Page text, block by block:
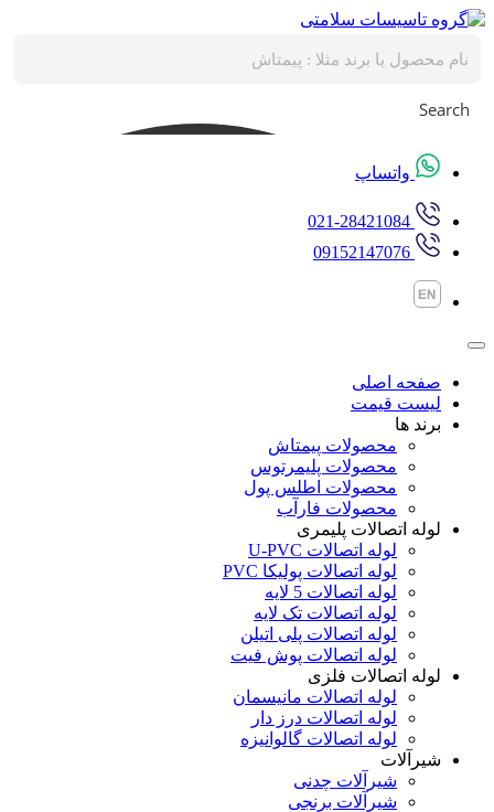
پرش
محتوا
Search
واتساپ
021-28421084
09152147076
صفحه اصلی
لیست قیمت
برند ها
محصولات پیمتاش
محصولات پلیمرتوس
محصولات اطلس پول
محصولات فارآب
لوله اتصالات پلیمری
لوله اتصالات U-PVC
لوله اتصالات پولیکا PVC
لوله اتصالات 5 لایه
لوله اتصالات تک لایه
لوله اتصالات پلی اتیلن
لوله اتصالات پوش فیت
لوله اتصالات فلزی
لوله اتصالات مانیسمان
لوله اتصالات درز دار
لوله اتصالات گالوانیزه
شیرآلات
شیرآلات چدنی
شیرآلات برنجی